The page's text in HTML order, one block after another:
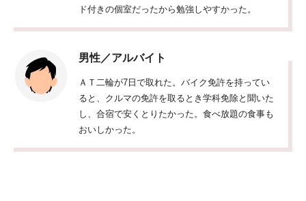
ド付きの個室だったから勉強しやすかった。
男性／アルバイト
ＡＴ二輪が7日で取れた。バイク免許を持ってい
ると、クルマの免許を取るとき学科免除と聞いた
し、合宿で安くとりたかった。食べ放題の食事も
おいしかった。